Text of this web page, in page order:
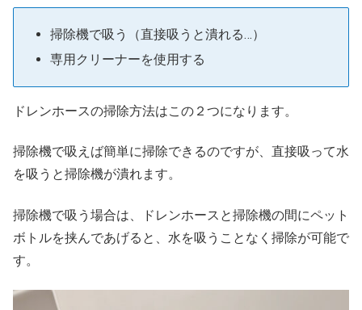
掃除機で吸う（直接吸うと潰れる…）
専用クリーナーを使用する
ドレンホースの掃除方法はこの２つになります。
掃除機で吸えば簡単に掃除できるのですが、直接吸って水
を吸うと掃除機が潰れます。
掃除機で吸う場合は、ドレンホースと掃除機の間にペット
ボトルを挟んであげると、水を吸うことなく掃除が可能で
す。